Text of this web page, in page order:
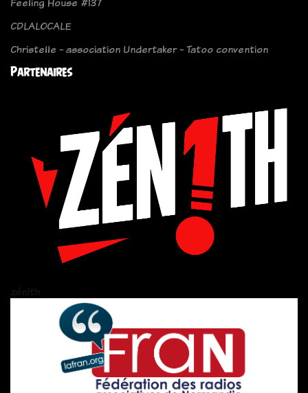
CDLALOCALE
Christelle - association Undertaker - Tatoo convention
Partenaires